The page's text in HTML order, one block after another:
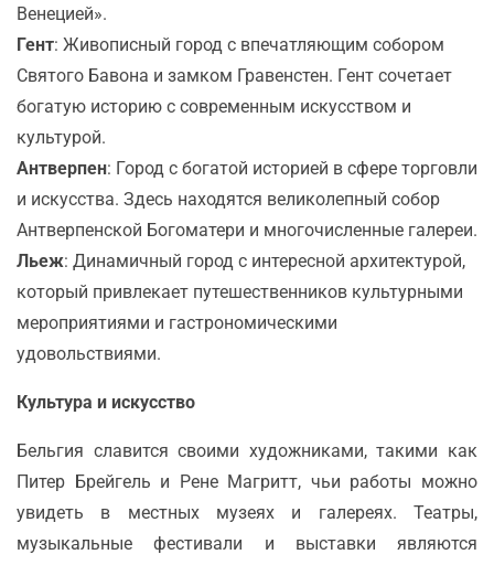
Венецией».
Гент: Живописный город с впечатляющим собором
Святого Бавона и замком Гравенстен. Гент сочетает
богатую историю с современным искусством и
культурой.
Антверпен: Город с богатой историей в сфере торговли
и искусства. Здесь находятся великолепный собор
Антверпенской Богоматери и многочисленные галереи.
Льеж: Динамичный город с интересной архитектурой,
который привлекает путешественников культурными
мероприятиями и гастрономическими
удовольствиями.
Культура и искусство
Бельгия славится своими художниками, такими как
Питер Брейгель и Рене Магритт, чьи работы можно
увидеть в местных музеях и галереях. Театры,
музыкальные фестивали и выставки являются